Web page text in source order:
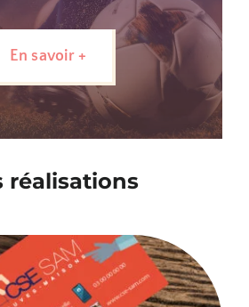
En savoir +
réalisations